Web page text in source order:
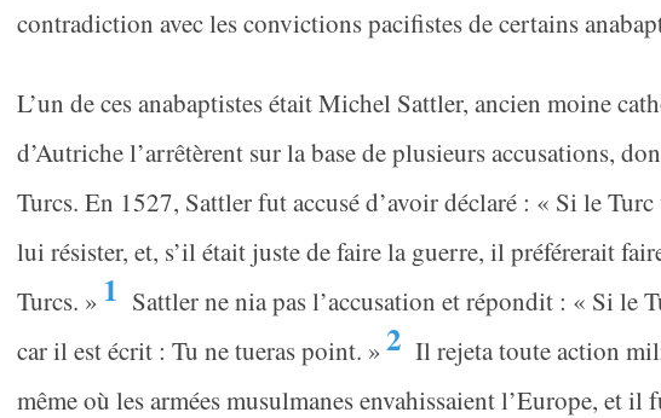
contradiction avec les convictions pacifistes de certains
L’un de ces anabaptistes était Michel Sattler, ancien moine
d’Autriche l’arrêtèrent sur la base de plusieurs accusations,
Turcs. En 1527, Sattler fut accusé d’avoir déclaré : « Si le
lui résister, et, s’il était juste de faire la guerre, il préférerait
Turcs. » 1 Sattler ne nia pas l’accusation et répondit : « Si le
car il est écrit : Tu ne tueras point. »2 Il rejeta toute action
même où les armées musulmanes envahissaient l’Europe, et